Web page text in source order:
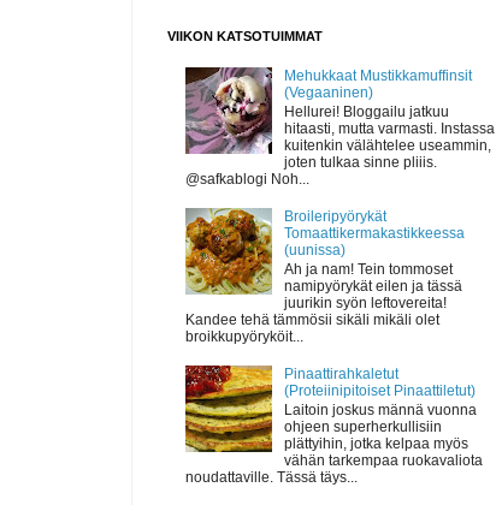
VIIKON KATSOTUIMMAT
Mehukkaat Mustikkamuffinsit
(Vegaaninen)
Hellurei! Bloggailu jatkuu
hitaasti, mutta varmasti. Instassa
kuitenkin välähtelee useammin,
joten tulkaa sinne pliiis.
@safkablogi Noh...
Broileripyörykät
Tomaattikermakastikkeessa
(uunissa)
Ah ja nam! Tein tommoset
namipyörykät eilen ja tässä
juurikin syön leftovereita!
Kandee tehä tämmösii sikäli mikäli olet
broikkupyöryköit...
Pinaattirahkaletut
(Proteiinipitoiset Pinaattiletut)
Laitoin joskus männä vuonna
ohjeen superherkullisiin
plättyihin, jotka kelpaa myös
vähän tarkempaa ruokavaliota
noudattaville. Tässä täys...